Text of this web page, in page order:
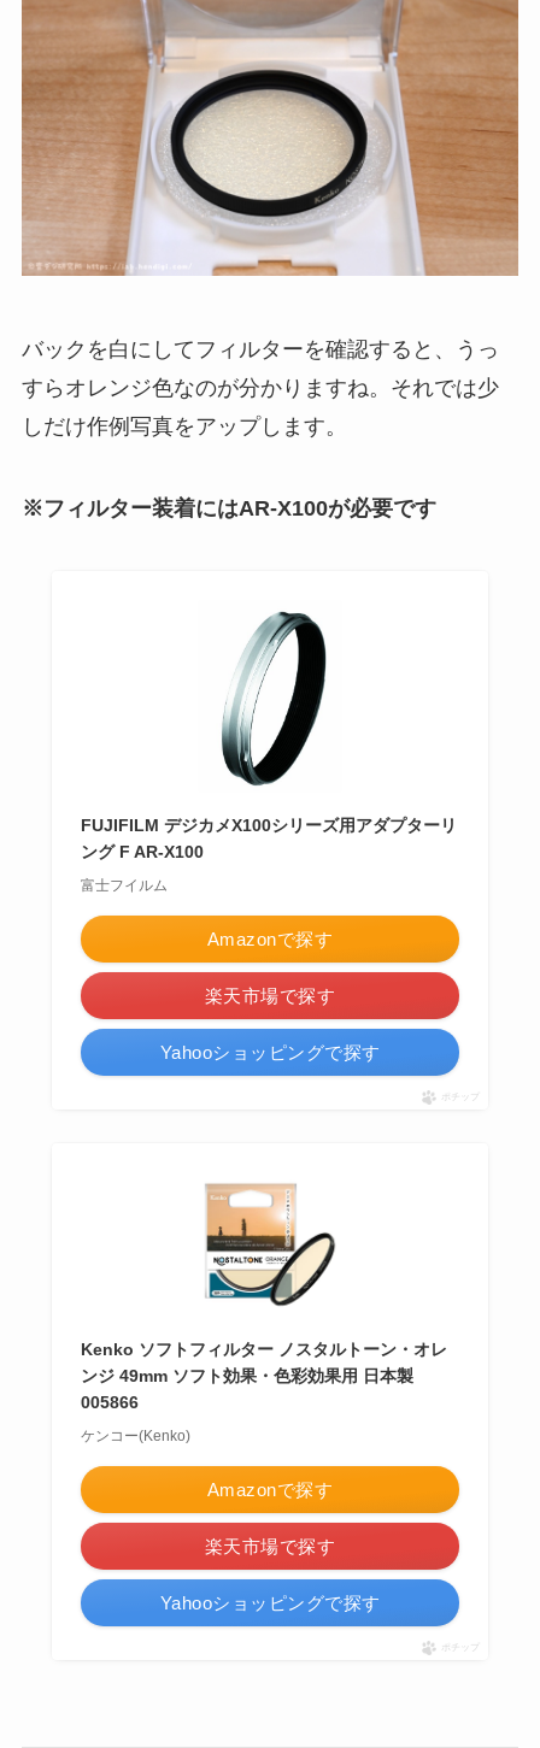
バックを白にしてフィルターを確認すると、うっ
すらオレンジ色なのが分かりますね。それでは少
しだけ作例写真をアップします。
※フィルター装着にはAR-X100が必要です
FUJIFILM デジカメX100シリーズ用アダプターリ
ング F AR-X100
富士フイルム
Amazonで探す
楽天市場で探す
Yahooショッピングで探す
ポチップ
Kenko ソフトフィルター ノスタルトーン・オレ
ンジ 49mm ソフト効果・色彩効果用 日本製
005866
ケンコー(Kenko)
Amazonで探す
楽天市場で探す
Yahooショッピングで探す
ポチップ